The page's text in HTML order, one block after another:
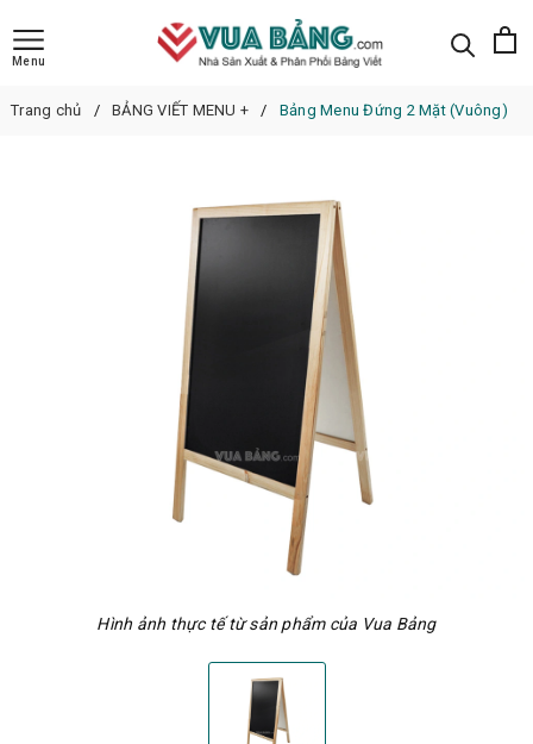
Menu
Trang chủ BẢNG VIẾT MENU + Bảng Menu Đứng 2 Mặt (Vuông)
Hình ảnh thực tế từ sản phẩm của Vua Bảng